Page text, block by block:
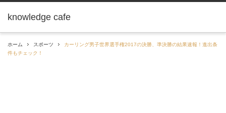
knowledge cafe
ホーム スポーツ
カーリング男子世界選手権2017の決勝、準決勝の結果速報！進出条
件もチェック！